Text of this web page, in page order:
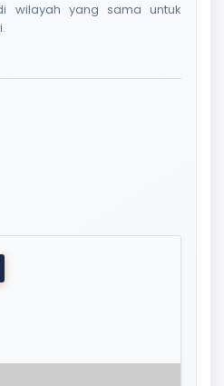
wilayah yang sama untuk